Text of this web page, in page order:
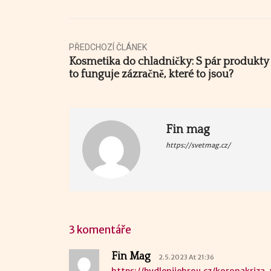
PŘEDCHOZÍ ČLÁNEK
Kosmetika do chladničky: S pár produkty
to funguje zázračně, které to jsou?
Fin mag
https://svetmag.cz/
3 komentáře
Fin Mag 2.5.2023 At 21:36